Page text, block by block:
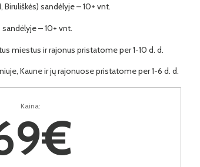
Biruliškės) sandėlyje – 10+ vnt.
– 10+ vnt.
miestus ir rajonus pristatome per 1-10 d. d.
Kaune ir jų rajonuose pristatome per 1-6 d. d.
Kaina: